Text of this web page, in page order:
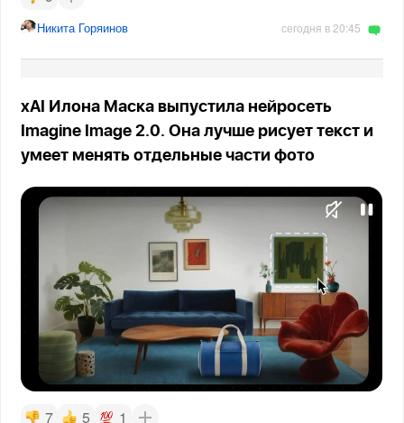
Никита Горяинов сегодня в 20:45
xAI Илона Маска выпустила нейросеть
Imagine Image 2.0. Она лучше рисует текст и
умеет менять отдельные части фото
7 5 1